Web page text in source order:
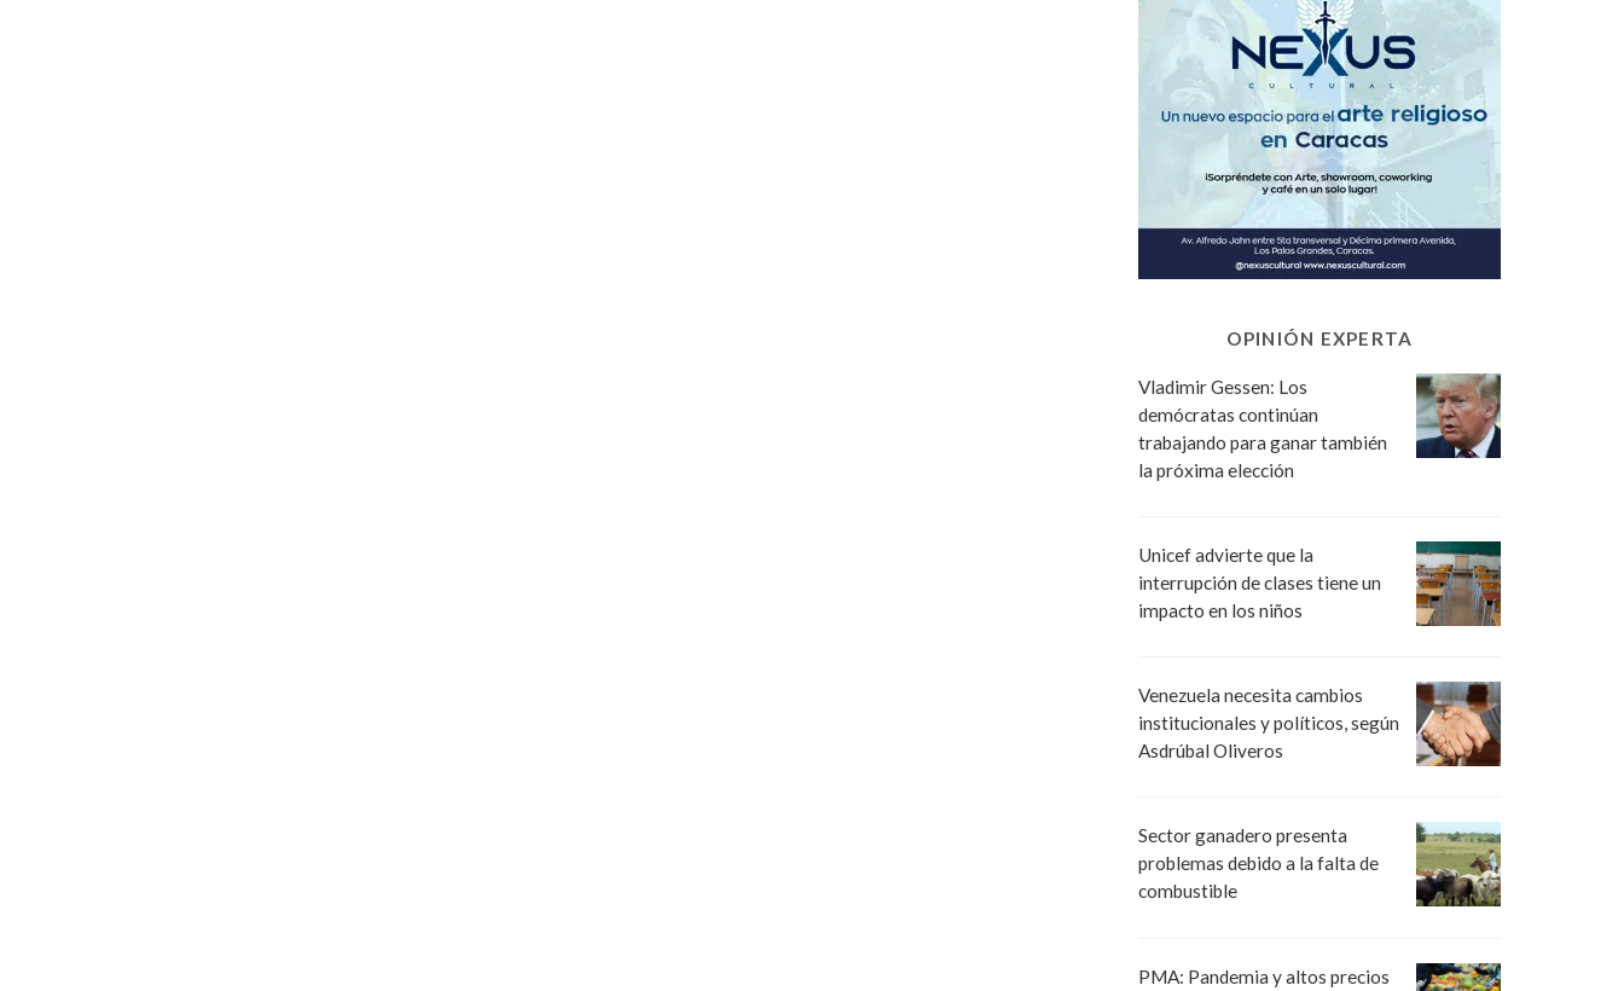
OPINIÓN EXPERTA
Vladimir Gessen: Los
demócratas continúan
trabajando para ganar también
la próxima elección
Unicef advierte que la
interrupción de clases tiene un
impacto en los niños
Venezuela necesita cambios
institucionales y políticos, según
Asdrúbal Oliveros
Sector ganadero presenta
problemas debido a la falta de
combustible
PMA: Pandemia y altos precios